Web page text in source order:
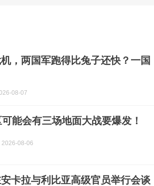
，两国军跑得比兔子还快？一国
08-07
能会有三场地面大战要爆发！
2026-08-06
卡拉与利比亚高级官员举行会谈